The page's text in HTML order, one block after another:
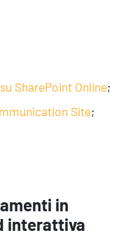
SharePoint Online;
Site;
in
interattiva